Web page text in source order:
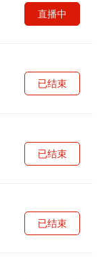
直播中
已结束
已结束
已结束